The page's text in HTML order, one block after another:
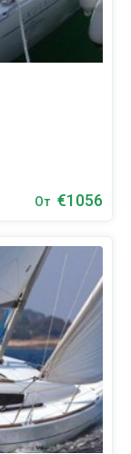
От €1056